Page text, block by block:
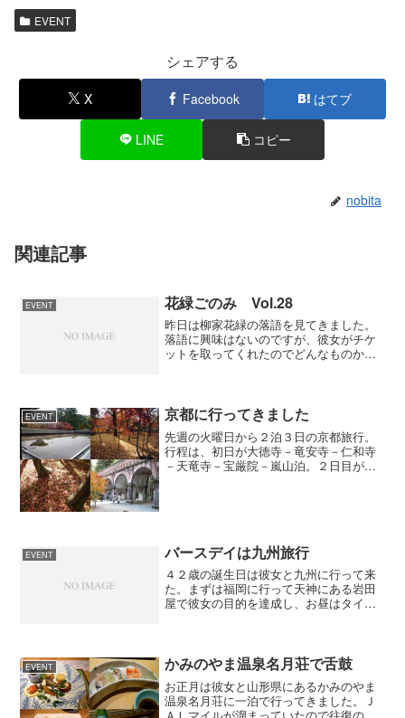
EVENT
シェアする
X Facebook はてブ
LINE コピー
nobita
関連記事
EVENT 花緑ごのみ Vol.28
昨日は柳家花緑の落語を見てきました。
落語に興味はないのですが、彼女がチケ
ットを取ってくれたのでどんなものかと
なことをやっていましたが...
EVENT 京都に行ってきました
先週の火曜日から２泊３日の京都旅行。
行程は、初日が大徳寺－竜安寺－仁和寺
－天竜寺－宝厳院－嵐山泊。２日目が大
EVENT バースデイは九州旅行
４２歳の誕生日は彼女と九州に行って来
た。まずは福岡に行って天神にある岩田
屋で彼女の目的を達成し、お昼はタイ王
の湯布院へ一直線。高速を使...
EVENT かみのやま温泉名月荘で舌鼓
お正月は彼女と山形県にあるかみのやま
温泉名月荘に一泊で行ってきました。Ｊ